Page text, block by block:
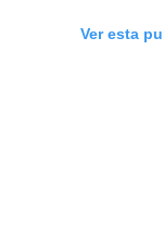
Ver esta